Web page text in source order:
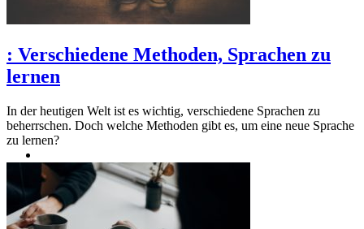
: Verschiedene Methoden, Sprachen zu
lernen
In der heutigen Welt ist es wichtig, verschiedene Sprachen zu
beherrschen. Doch welche Methoden gibt es, um eine neue Sprache
zu lernen?